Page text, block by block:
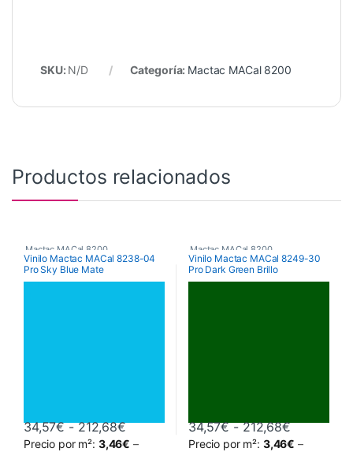
SKU: N/D Categoría: Mactac MACal 8200
Productos relacionados
Mactac MACal 8200
Vinilo Mactac MACal 8238-04
Pro Sky Blue Mate
34,57€ - 212,68€Rango de precios: desde 34,57€
Precio por m²: 3,46€ –
Mactac MACal 8200
Vinilo Mactac MACal 8249-30
Pro Dark Green Brillo
34,57€ - 212,68€Rango de
Precio por m²: 3,46€ –